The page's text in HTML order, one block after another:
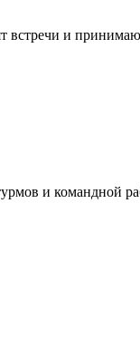
встречи и
и командной